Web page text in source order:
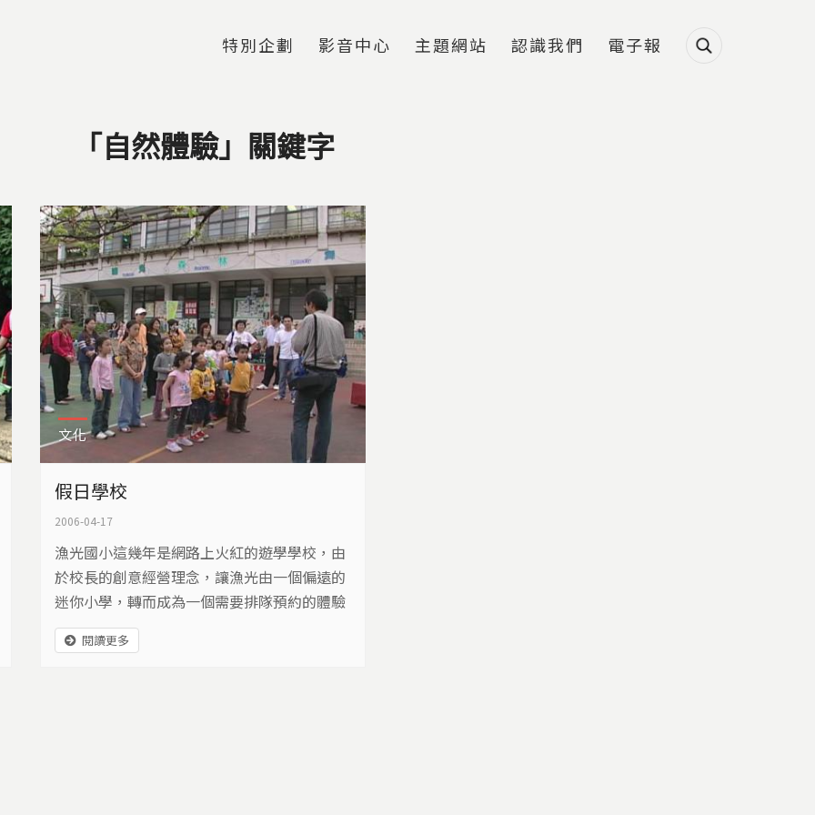
特別企劃 影音中心 主題網站 認識我們 電子報
「自然體驗」關鍵字
文化
假日學校
2006-04-17
漁光國小這幾年是網路上火紅的遊學學校，由
於校長的創意經營理念，讓漁光由一個偏遠的
迷你小學，轉而成為一個需要排隊預約的體驗
型學校。本週永續台灣專題，希望藉由漁光國
小的例子，呈現「永續經營」不一定是恆久不
閱讀更多